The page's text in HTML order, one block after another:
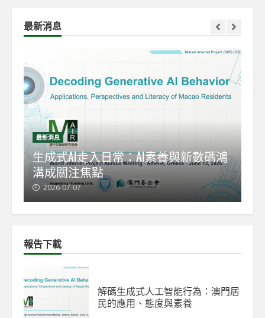
最新消息
最新消息
生成式AI走入日常：AI素養與新數碼鴻
溝成關注焦點
2026-07-07
報告下載
解碼生成式人工智能行為：澳門居
民的應用、態度與素養